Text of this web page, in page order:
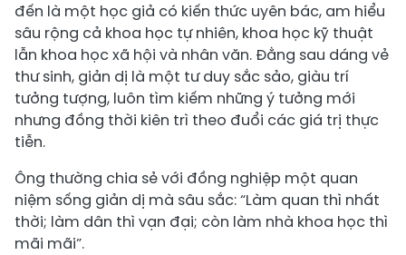
đến là một học giả có kiến thức uyên bác, am hiểu
sâu rộng cả khoa học tự nhiên, khoa học kỹ thuật
lẫn khoa học xã hội và nhân văn. Đằng sau dáng vẻ
thư sinh, giản dị là một tư duy sắc sảo, giàu trí
tưởng tượng, luôn tìm kiếm những ý tưởng mới
nhưng đồng thời kiên trì theo đuổi các giá trị thực
tiễn.
Ông thường chia sẻ với đồng nghiệp một quan
niệm sống giản dị mà sâu sắc: “Làm quan thì nhất
thời; làm dân thì vạn đại; còn làm nhà khoa học thì
mãi mãi”.